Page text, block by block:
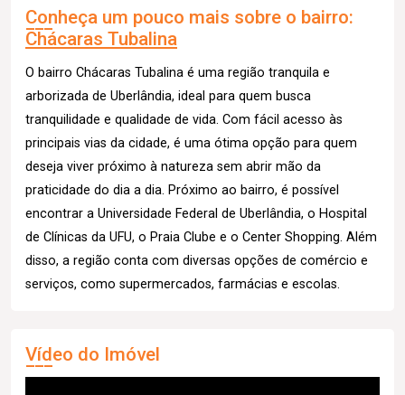
Conheça um pouco mais sobre o bairro:
Chácaras Tubalina
O bairro Chácaras Tubalina é uma região tranquila e
arborizada de Uberlândia, ideal para quem busca
tranquilidade e qualidade de vida. Com fácil acesso às
principais vias da cidade, é uma ótima opção para quem
deseja viver próximo à natureza sem abrir mão da
praticidade do dia a dia. Próximo ao bairro, é possível
encontrar a Universidade Federal de Uberlândia, o Hospital
de Clínicas da UFU, o Praia Clube e o Center Shopping. Além
disso, a região conta com diversas opções de comércio e
serviços, como supermercados, farmácias e escolas.
Vídeo do Imóvel